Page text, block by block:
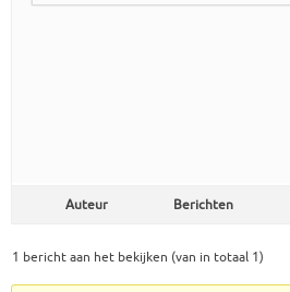
Auteur Berichten
1 bericht aan het bekijken (van in totaal 1)